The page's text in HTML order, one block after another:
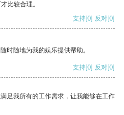
比较合理。
支持[0] 反对[0]
时随地为我的娱乐提供帮助。
支持[0] 反对[0]
足我所有的工作需求，让我能够在工作